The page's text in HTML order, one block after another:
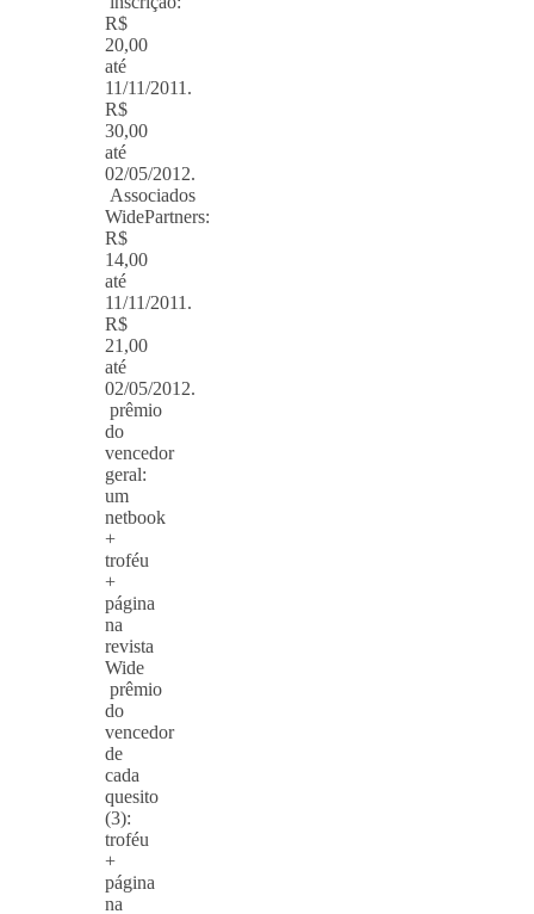
R$
20,00
até
11/11/2011.
R$
30,00
até
02/05/2012.
Associados
WidePartners:
R$
14,00
até
11/11/2011.
R$
21,00
até
02/05/2012.
prêmio
do
vencedor
geral:
um
netbook
+
troféu
+
página
na
revista
Wide
prêmio
do
vencedor
de
cada
quesito
(3):
troféu
+
página
na